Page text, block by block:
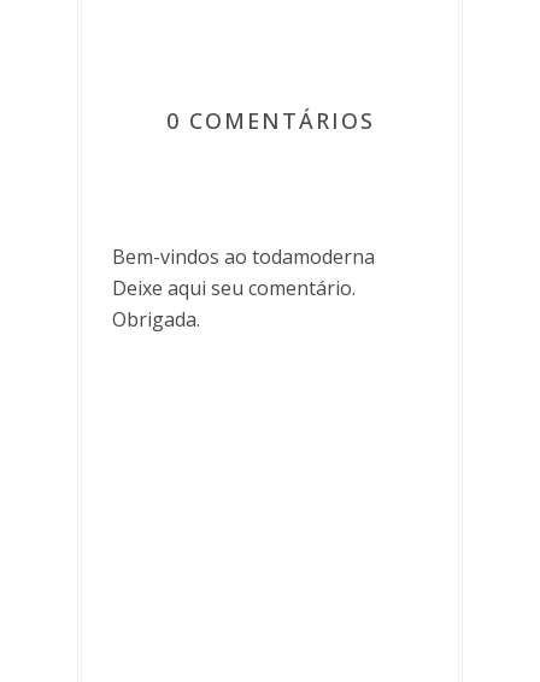
0 COMENTÁRIOS
Bem-vindos ao todamoderna
Deixe aqui seu comentário.
Obrigada.